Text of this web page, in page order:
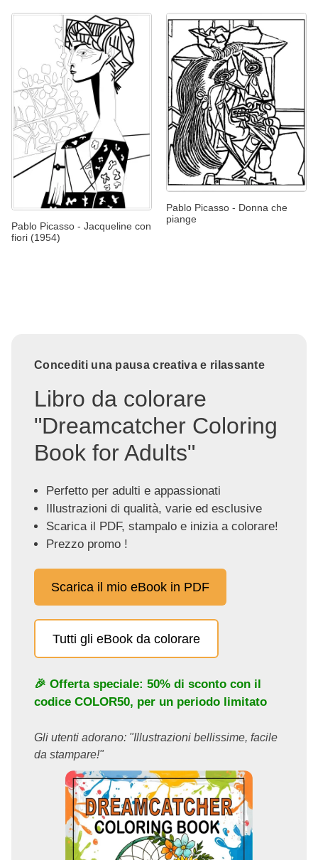
Pablo Picasso - Jacqueline con
fiori (1954)
Pablo Picasso - Donna che
piange
Concediti una pausa creativa e rilassante
Libro da colorare
"Dreamcatcher Coloring
Book for Adults"
Perfetto per adulti e appassionati
Illustrazioni di qualità, varie ed esclusive
Scarica il PDF, stampalo e inizia a colorare!
Prezzo promo !
Scarica il mio eBook in PDF
Tutti gli eBook da colorare
🎉 Offerta speciale: 50% di sconto con il
codice COLOR50, per un periodo limitato
Gli utenti adorano: "Illustrazioni bellissime, facile
da stampare!"